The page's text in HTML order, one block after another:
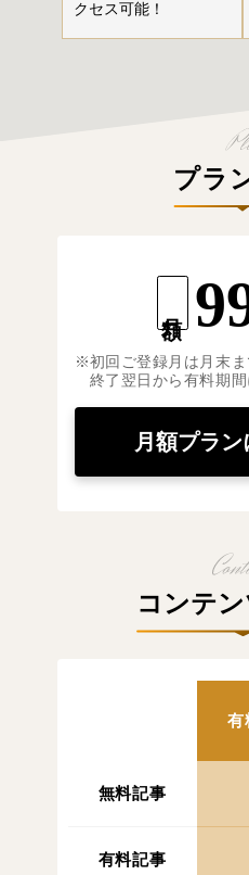
クセス可能！
プラ
初回ご登録月は月末
終了翌日から有料期間
月額プラ
コンテ
有
無料記事
有料記事